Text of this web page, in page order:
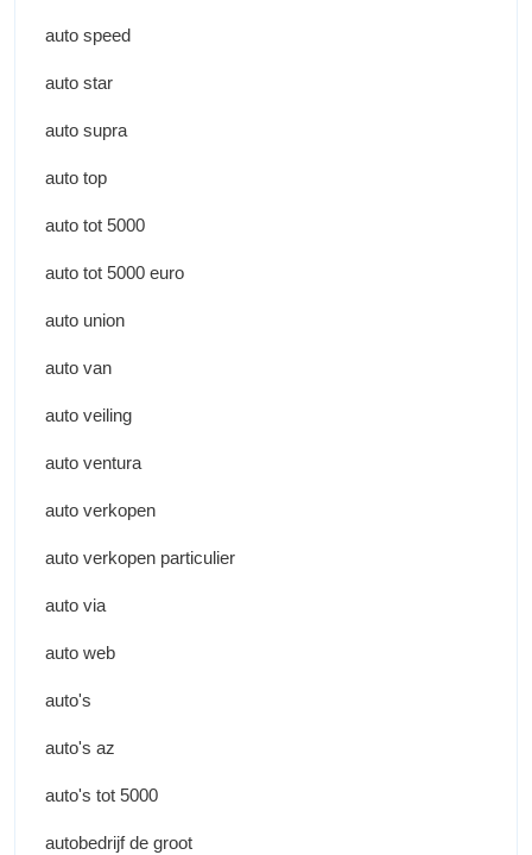
auto speed
auto star
auto supra
auto top
auto tot 5000
auto tot 5000 euro
auto union
auto van
auto veiling
auto ventura
auto verkopen
auto verkopen particulier
auto via
auto web
auto's
auto's az
auto's tot 5000
autobedrijf de groot